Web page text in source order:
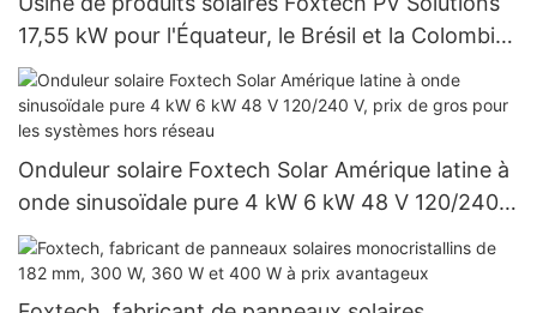
17,55 kW pour l'Équateur, le Brésil et la Colombie :
système hors réseau 120 V
Onduleur solaire Foxtech Solar Amérique latine à
onde sinusoïdale pure 4 kW 6 kW 48 V 120/240
V, prix de gros pour les systèmes hors réseau